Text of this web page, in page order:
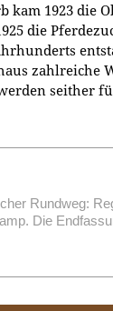
kam 1923 die
die
zahlreiche
seither
Rundweg:
Die